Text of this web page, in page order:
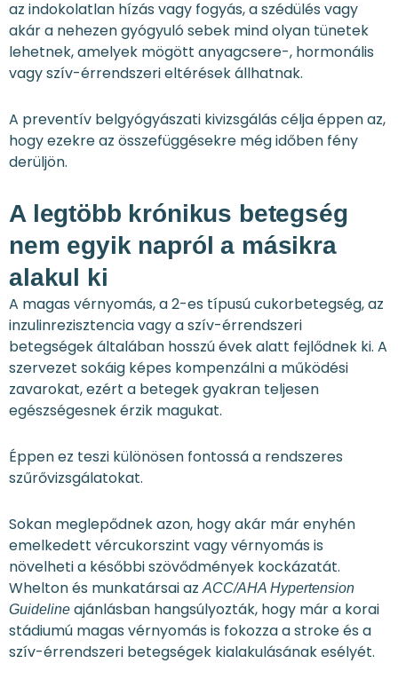
az indokolatlan hízás vagy fogyás, a szédülés vagy
akár a nehezen gyógyuló sebek mind olyan tünetek
lehetnek, amelyek mögött anyagcsere-, hormonális
vagy szív-érrendszeri eltérések állhatnak.
A preventív belgyógyászati kivizsgálás célja éppen az,
hogy ezekre az összefüggésekre még időben fény
derüljön.
A legtöbb krónikus betegség
nem egyik napról a másikra
alakul ki
A magas vérnyomás, a 2-es típusú cukorbetegség, az
inzulinrezisztencia vagy a szív-érrendszeri
betegségek általában hosszú évek alatt fejlődnek ki. A
szervezet sokáig képes kompenzálni a működési
zavarokat, ezért a betegek gyakran teljesen
egészségesnek érzik magukat.
Éppen ez teszi különösen fontossá a rendszeres
szűrővizsgálatokat.
Sokan meglepődnek azon, hogy akár már enyhén
emelkedett vércukorszint vagy vérnyomás is
növelheti a későbbi szövődmények kockázatát.
Whelton és munkatársai azACC/AHA Hypertension
Guideline ajánlásban hangsúlyozták, hogy már a korai
stádiumú magas vérnyomás is fokozza a stroke és a
szív-érrendszeri betegségek kialakulásának esélyét.